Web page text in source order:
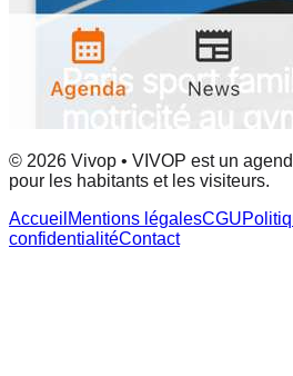
© 2026 Vivop • VIVOP est un
pour les habitants et les visiteurs.
Accueil Mentions légalesCGU
confidentialitéContact